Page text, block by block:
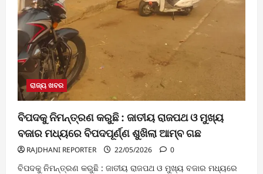
ରାଜ୍ୟ ଖବର
ବିପଦକୁ ନିମନ୍ତ୍ରଣ କରୁଛି : ଜାତୀୟ ରାଜପଥ ଓ ମୁଖ୍ୟ
ବଜାର ମଧ୍ୟରେ ବିପଦପୂର୍ଣ୍ଣ ଶୁଖିଲା ଆମ୍ବ ଗଛ
RAJDHANI REPORTER 22/05/2026 0
ବିପଦକୁ ନିମନ୍ତ୍ରଣ କରୁଛି : ଜାତୀୟ ରାଜପଥ ଓ ମୁଖ୍ୟ ବଜାର ମଧ୍ୟରେ